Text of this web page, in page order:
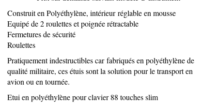
Construit en Polyéthylène, intérieur réglable en mousse
Equipé de 2 roulettes et poignée rétractable
Fermetures de sécurité
Roulettes
Pratiquement indestructibles car fabriqués en polyéthylène de
qualité militaire, ces étuis sont la solution pour le transport en
avion ou en tournée.
Etui en polyéthylène pour clavier 88 touches slim